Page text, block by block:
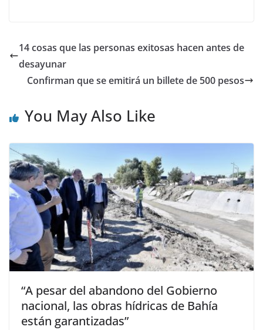
14 cosas que las personas exitosas hacen antes de
desayunar
Confirman que se emitirá un billete de 500 pesos
You May Also Like
“A pesar del abandono del Gobierno
nacional, las obras hídricas de Bahía
están garantizadas”